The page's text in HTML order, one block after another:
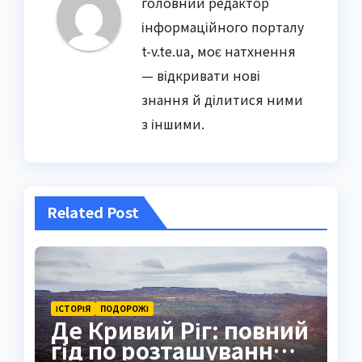
інформаційного порталу
t-v.te.ua, моє натхнення
— відкривати нові
знання й ділитися ними
з іншими.
Related Post
ІСТОРІЯ ПОДОРОЖІ
Де Кривий Ріг: повний
гід по розташуванню,